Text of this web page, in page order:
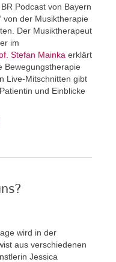
Podcast von Bayern
von der Musiktherapie
Der Musiktherapeut
im
Stefan Mainka erklärt
Bewegungstherapie
Live-Mitschnitten gibt
und Einblicke
wird in der
aus verschiedenen
Jessica